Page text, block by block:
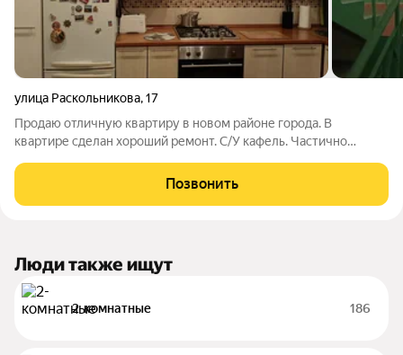
улица Раскольникова,17
Продаю отличную квартиру в новом районе города. В
квартире сделан хороший ремонт. С/У кафель. Частично
обременения. РЕАЛЬНОМУ ПОКУПАТЕЛЮ ХОРОШИЙ ТОРГ.
Арт. 118831227 Арт. 123842757
Позвонить
Люди также ищут
2-комнатные 186